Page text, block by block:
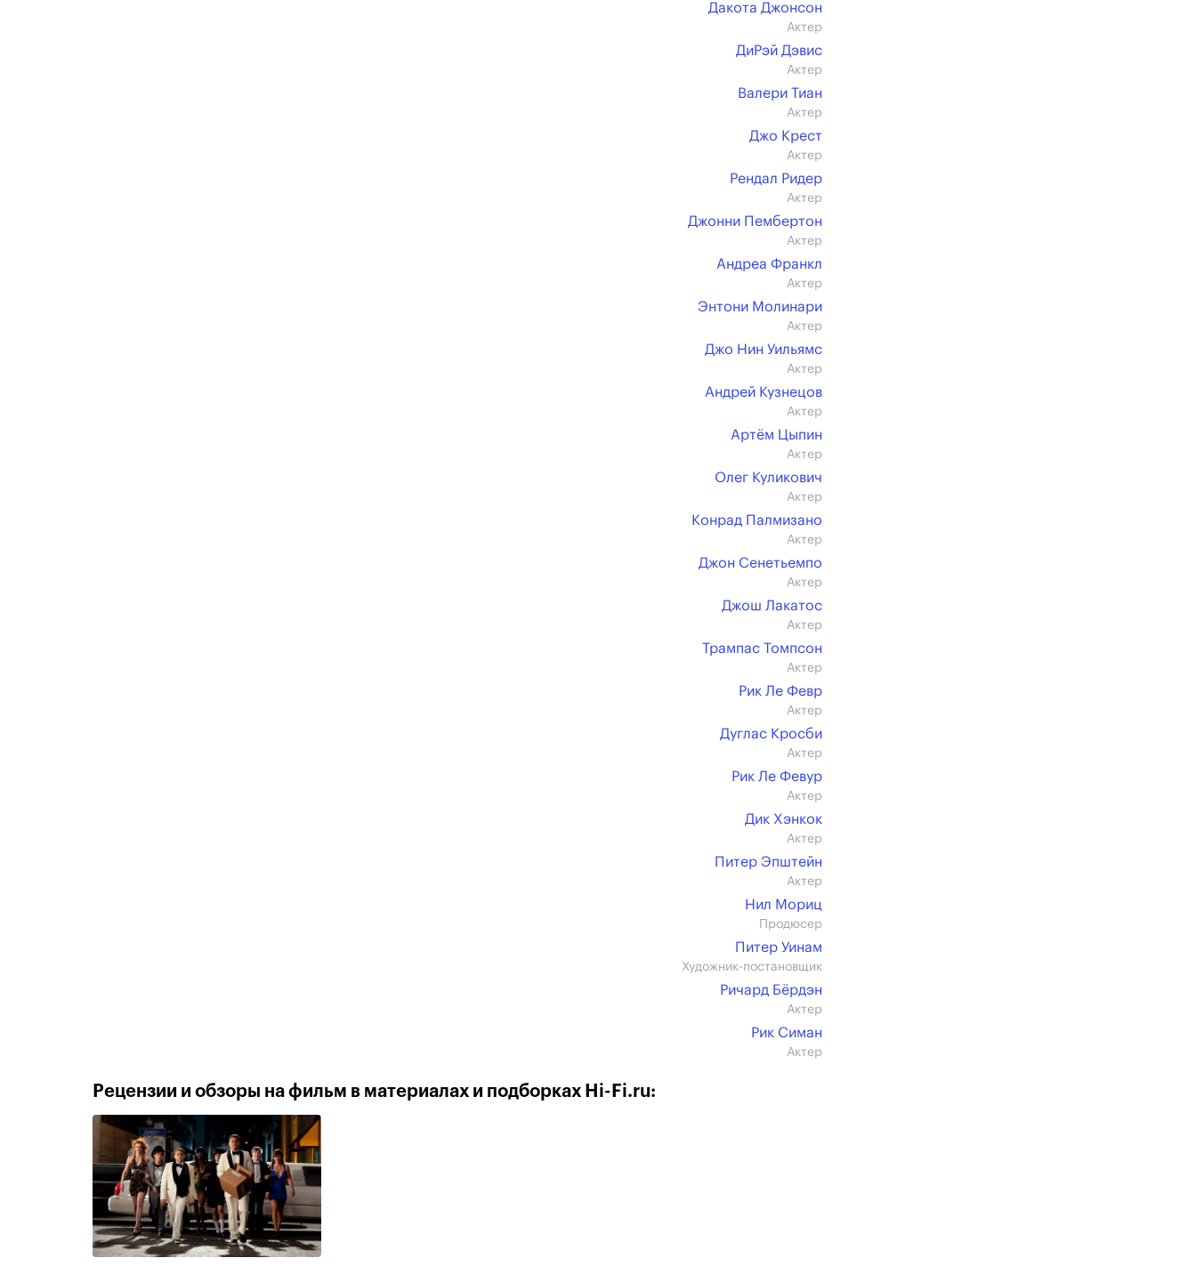
Дакота Джонсон
Актер
ДиРэй Дэвис
Актер
Валери Тиан
Актер
Джо Крест
Актер
Рендал Ридер
Актер
Джонни Пембертон
Актер
Андреа Франкл
Актер
Энтони Молинари
Актер
Джо Нин Уильямс
Актер
Андрей Кузнецов
Актер
Артём Цыпин
Актер
Олег Куликович
Актер
Конрад Палмизано
Актер
Джон Сенетьемпо
Актер
Джош Лакатос
Актер
Трампас Томпсон
Актер
Рик Ле Февр
Актер
Дуглас Кросби
Актер
Рик Ле Февур
Актер
Дик Хэнкок
Актер
Питер Эпштейн
Актер
Нил Мориц
Продюсер
Питер Уинам
Художник-постановщик
Ричард Бёрдэн
Актер
Рик Симан
Актер
Рецензии и обзоры на фильм в материалах и подборках Hi-Fi.ru: